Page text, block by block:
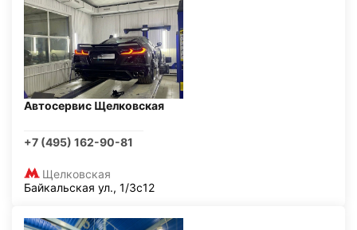
Автосервис Щелковская
+7 (495) 162-90-81
Щелковская
Байкальская ул., 1/3с12